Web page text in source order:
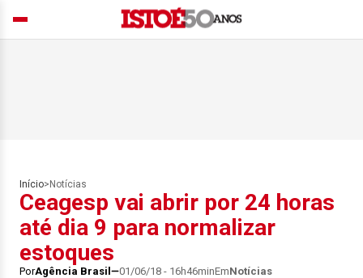
Início> Notícias
Ceagesp vai abrir por 24 horas
até dia 9 para normalizar
estoques
PorAgência Brasil 01/06/18 - 16h46minEmNotícias